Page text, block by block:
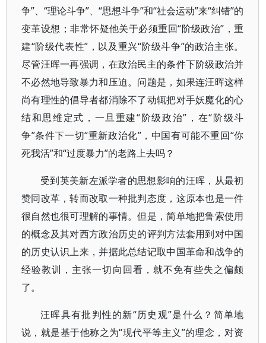
争”、“理论斗争”、“思想斗争”和“社会运动”来“纠错”的
变革设想；非常怀疑他关于必须重回“阶级政治”，重
建“阶级代表性”，以及重兴“阶级斗争”的政治主张。
尽管汪晖一再强调，在政治民主的条件下阶级政治并
不必然地导致暴力和压迫。问题是，如果连汪晖这样
尚有理性的倡导者都消除不了动辄把对手妖魔化的心
结和思维定式，一旦重建“阶级政治”，在“阶级斗
争”条件下一切“重新政治化”，中国有可能不重回“你
死我活”和“过度暴力”的老路上去吗？
受到英美新左派学者的思想影响的汪晖，从最初
赞同改革，转而改取一种批判态度，这原本也是一件
很自然也很可理解的事情。但是，简单地把鲁索使用
的概念及其对西方政治历史的评判方法套用到对中国
的历史认识上来，并据此总结记取中国革命和战争的
经验教训，主张一切向回看，就不免有些失之偏颇
了。
汪晖具有批判性的新“历史观”是什么？简单地
说，就是基于他称之为“现代平等主义”的理念，对资